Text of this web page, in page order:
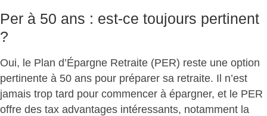
Per à 50 ans : est-ce toujours pertinent
?
Oui, le Plan d’Épargne Retraite (PER) reste une option
pertinente à 50 ans pour préparer sa retraite. Il n’est
jamais trop tard pour commencer à épargner, et le PER
offre des tax advantages intéressants, notamment la